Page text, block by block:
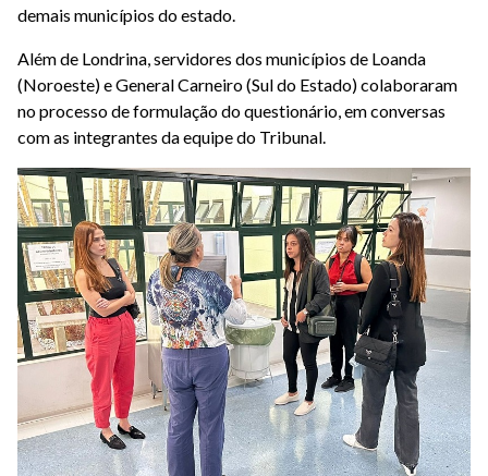
demais municípios do estado.
Além de Londrina, servidores dos municípios de Loanda
(Noroeste) e General Carneiro (Sul do Estado) colaboraram
no processo de formulação do questionário, em conversas
com as integrantes da equipe do Tribunal.